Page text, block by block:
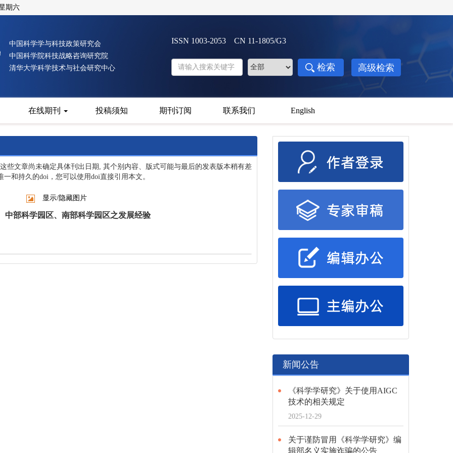
期六
中国科学学与科技政策研究会
中国科学院科技战略咨询研究院
清华大学科学技术与社会研究中心
ISSN 1003-2053 CN 11-1805/G3
在线期刊 投稿须知 期刊订阅 联系我们 English
新闻公告
《科学学研究》关于使用AIGC
技术的相关规定
2025-12-29
关于谨防冒用《科学学研究》编
辑部名义实施诈骗的公告
些文章尚未确定具体刊出日期, 其个别内容、版式可能与最后的发表版本稍有差
和持久的doi，您可以使用doi直接引用本文。
显示/隐藏图片
部科学园区、南部科学园区之发展经验